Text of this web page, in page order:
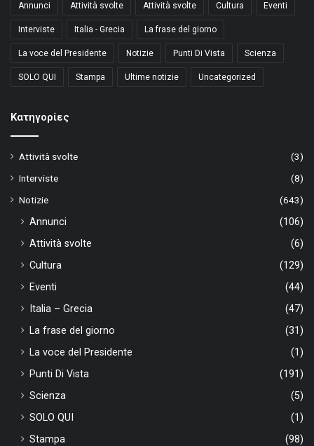
Annunci Attività svolte Attività svolte Cultura Eventi
Interviste Italia - Grecia La frase del giorno
La voce del Presidente Notizie Punti Di Vista Scienza
SOLO QUI Stampa Ultime notizie Uncategorized
Kατηγορίες
Attività svolte
(3)
Interviste
(8)
Notizie
(643)
Annunci
(106)
Attività svolte
(6)
Cultura
(129)
Eventi
(44)
Italia – Grecia
(47)
La frase del giorno
(31)
La voce del Presidente
(1)
Punti Di Vista
(191)
Scienza
(5)
SOLO QUI
(1)
Stampa
(98)